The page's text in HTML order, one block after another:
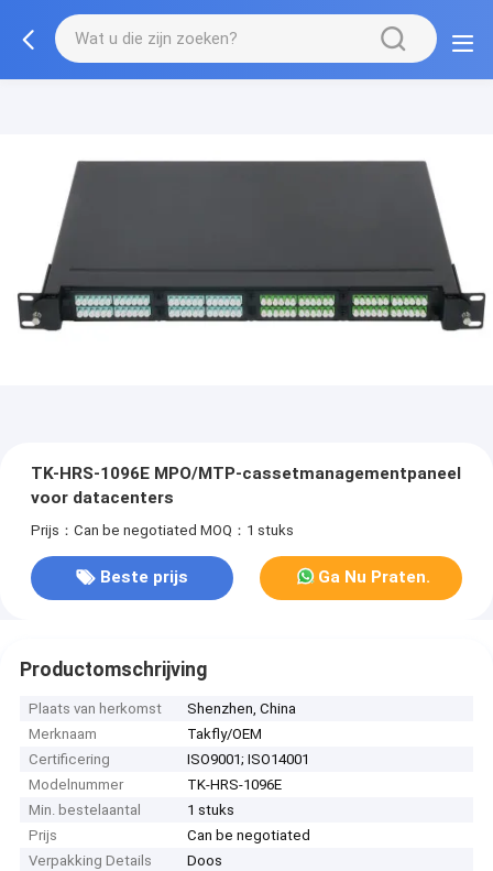
TK-HRS-1096E MPO/MTP-cassetmanagementpaneel
voor datacenters
Prijs：Can be negotiated MOQ：1 stuks
Beste prijs Ga Nu Praten.
Productomschrijving
Plaats van herkomst
Shenzhen, China
Merknaam
Takfly/OEM
Certificering
ISO9001; ISO14001
Modelnummer
TK-HRS-1096E
Min. bestelaantal
1 stuks
Prijs
Can be negotiated
Verpakking Details
Doos